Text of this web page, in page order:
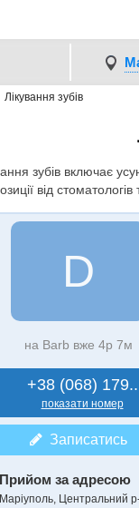
Лікування зубів
зубів включає
від
D
на Barb вже 4р 7м
+38 (068) 179..
показати номер
Записатись
Прийом за адресою
Маріуполь, Центральний